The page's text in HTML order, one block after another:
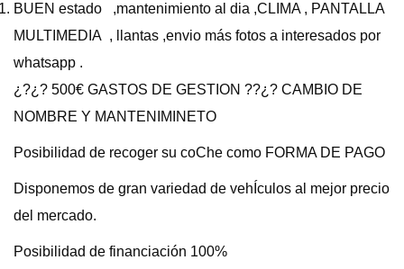
BUEN estado ,mantenimiento al dia ,CLIMA , PANTALLA
MULTIMEDIA , llantas ,envio más fotos a interesados por
whatsapp .
¿?¿? 500€ GASTOS DE GESTION ??¿? CAMBIO DE
NOMBRE Y MANTENIMINETO
Posibilidad de recoger su coChe como FORMA DE PAGO
Disponemos de gran variedad de vehÍculos al mejor precio
del mercado.
Posibilidad de financiación 100%